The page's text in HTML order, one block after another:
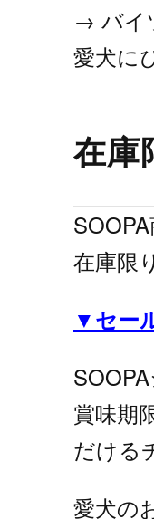
→ バイ
愛犬に
在庫
在庫限
▼セー
賞味期
だける
愛犬の